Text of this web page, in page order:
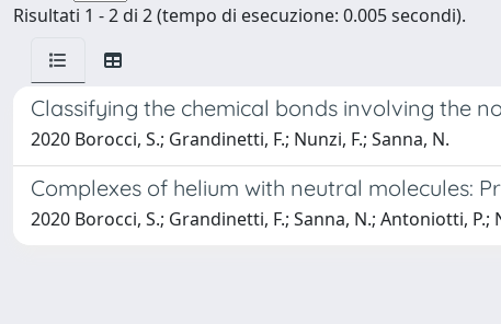
Risultati 1 - 2 di 2 (tempo di esecuzione: 0.005 secondi).
Classifying the chemical bonds involving the
2020 Borocci, S.; Grandinetti, F.; Nunzi, F.; Sanna, N.
Complexes of helium with neutral molecules:
2020 Borocci, S.; Grandinetti, F.; Sanna, N.; Antoniotti, P.;